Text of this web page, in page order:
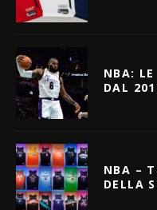
NBA:
DAL
NBA –
DELLA